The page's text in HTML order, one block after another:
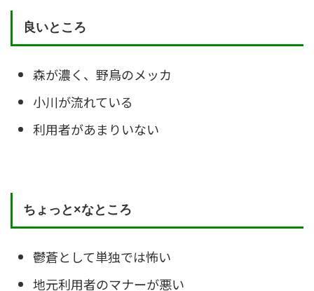
良いところ
森が濃く、野鳥のメッカ
小川が流れている
利用者があまりいない
ちょっと×なところ
鬱蒼として単独では怖い
地元利用者のマナーが悪い